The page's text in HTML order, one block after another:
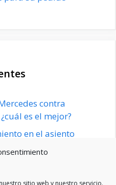
sitio web y nuestro servicio.
contra
es el mejor?
en el asiento